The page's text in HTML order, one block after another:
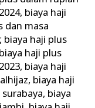
, biaya haji
dan masa
, biaya haji plus
biaya haji plus
, biaya haji
, biaya haji
, biaya